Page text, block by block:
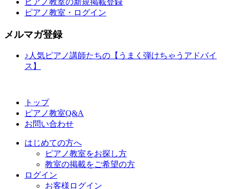
ピアノ教室の新規掲載登録
ピアノ教室・ログイン
メルマガ登録
♪人気ピアノ講師たちの【うまく弾けちゃうアドバイ
ス】
トップ
ピアノ教室Q&A
お問い合わせ
はじめての方へ
ピアノ教室をお探し方
教室の掲載をご希望の方
ログイン
お客様ログイン